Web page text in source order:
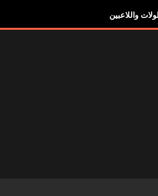
واللاعبين